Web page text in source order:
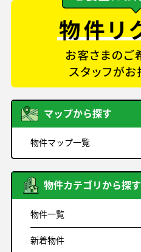
マップから探す
物件マップ一覧
物件カテゴリから探す
物件一覧
新着物件